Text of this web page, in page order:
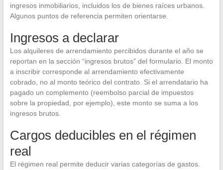
ingresos inmobiliarios, incluidos los de bienes raíces urbanos.
Algunos puntos de referencia permiten orientarse.
Ingresos a declarar
Los alquileres de arrendamiento percibidos durante el año se
reportan en la sección “ingresos brutos” del formulario. El monto
a inscribir corresponde al arrendamiento efectivamente
cobrado, no al monto teórico del contrato. Si el arrendatario ha
pagado un complemento (reembolso parcial de impuestos
sobre la propiedad, por ejemplo), este monto se suma a los
ingresos brutos.
Cargos deducibles en el régimen
real
El régimen real permite deducir varias categorías de gastos.